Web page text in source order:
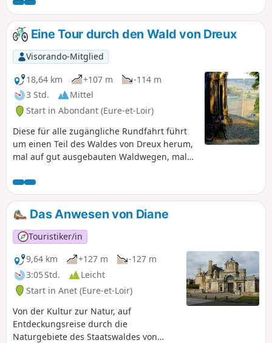
Eine Tour durch den Wald von Dreux
Visorando-Mitglied
18,64 km
+107 m
-114 m
3 Std.
Mittel
Start in Abondant (Eure-et-Loir)
Diese für alle zugängliche Rundfahrt führt
um einen Teil des Waldes von Dreux herum,
mal auf gut ausgebauten Waldwegen, mal
wobei jedoch größere Höhenunterschiede
vermieden werden, und führt an einigen
charakteristischen Orten dieses Waldes
vorbei.Das Anwesen von Diane
Touristiker/in
9,64 km
+127 m
-127 m
3:05 Std.
Leicht
Start in Anet (Eure-et-Loir)
Von der Kultur zur Natur, auf
Entdeckungsreise durch die
Naturgebiete des Staatswaldes von